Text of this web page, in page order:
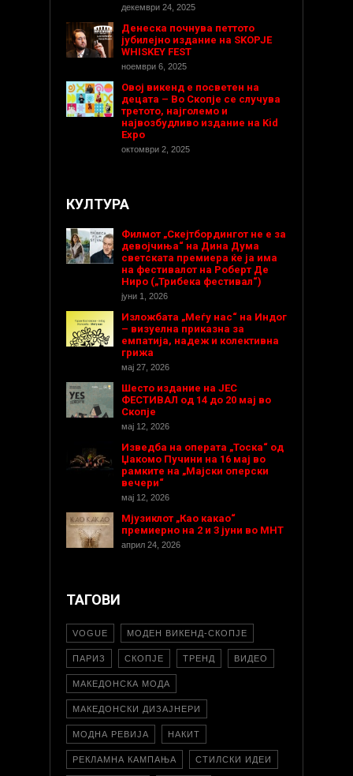
декември 24, 2025
Денеска почнува петтото
јубилејно издание на SKOPJE
WHISKEY FEST
ноември 6, 2025
Овој викенд е посветен на
децата – Во Скопје се случува
третото, најголемо и
највозбудливо издание на Kid
Expo
октомври 2, 2025
КУЛТУРА
Филмот „Скејтбордингот не е за
девојчиња“ на Дина Дума
светската премиера ќе ја има
на фестивалот на Роберт Де
Ниро („Трибека фестивал“)
јуни 1, 2026
Изложбата „Меѓу нас“ на Индог
– визуелна приказна за
емпатија, надеж и колективна
грижа
мај 27, 2026
Шесто издание на ЈЕС
ФЕСТИВАЛ од 14 до 20 мај во
Скопје
мај 12, 2026
Изведба на операта „Тоска“ од
Џакомо Пучини на 16 мај во
рамките на „Мајски оперски
вечери“
мај 12, 2026
Мјузиклот „Као какао“
премиерно на 2 и 3 јуни во МНТ
април 24, 2026
ТАГОВИ
VOGUE МОДЕН ВИКЕНД-СКОПЈЕ
ПАРИЗ СКОПЈЕ ТРЕНД ВИДЕО
МАКЕДОНСКА МОДА
МАКЕДОНСКИ ДИЗАЈНЕРИ
МОДНА РЕВИЈА НАКИТ
РЕКЛАМНА КАМПАЊА СТИЛСКИ ИДЕИ